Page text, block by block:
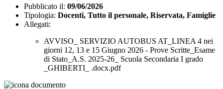
Pubblicato il: 09/06/2026
Tipologia: Docenti, Tutto il personale, Riservata, Famiglie
Allegati:
AVVISO_ SERVIZIO AUTOBUS AT_LINEA 4 nei
giorni 12, 13 e 15 Giugno 2026 - Prove Scritte_Esame
di Stato_A.S. 2025-26_ Scuola Secondaria I grado
_GHIBERTI_ .docx.pdf